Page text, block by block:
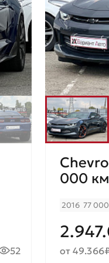
52
000 км
2016 77
от